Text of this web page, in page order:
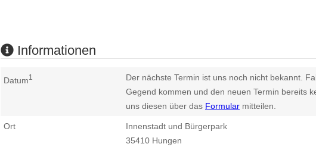
Informationen
Datum1
Der nächste Termin ist uns noch nicht bekannt.
Gegend kommen und den neuen Termin bereits
uns diesen über das Formular mitteilen.
Ort
Innenstadt und Bürgerpark
35410 Hungen